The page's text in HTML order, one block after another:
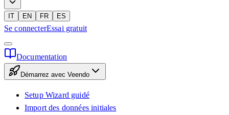
IT EN FR ES
Se connecterEssai gratuit
Documentation
Démarrez avec Veendo
Setup Wizard guidé
Import des données initiales